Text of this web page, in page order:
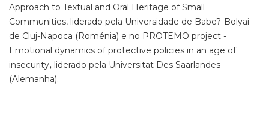
Approach to Textual and Oral Heritage of Small
Communities, liderado pela Universidade de Babe?-Bolyai
de Cluj-Napoca (Roménia) e no PROTEMO project -
Emotional dynamics of protective policies in an age of
insecurity, liderado pela Universitat Des Saarlandes
(Alemanha).